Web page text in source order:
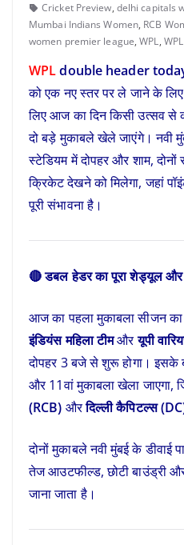
Cricket Preview, delhi capitals
Mumbai Indians Women, RCB
women premier league,WPL,
WPLdouble header
को एक नए स्तर पर ले जाने के
लिए आज का दिन किसी उत्सव से
दो बड़े मुकाबले खेले जाएंगे। नवी
स्टेडियम में दोपहर और शाम, दोनों
क्रिकेट देखने को मिलेगा, जहां
पूरी संभावना है।
🔴 डबल हेडर का पूरा शेड्यूल और
आज का पहला मुकाबला सीजन का
इंडियंस महिला टीमऔरयूपी
दोपहर 3 बजे से शुरू होगा। इसके
और 11वां मुकाबला खेला जाएगा,
(RCB) औरदिल्ली कैपिटल्स
दोनों मुकाबले नवी मुंबई के डीवाई
तेज आउटफील्ड, छोटी बाउंड्री
जाना जाता है।